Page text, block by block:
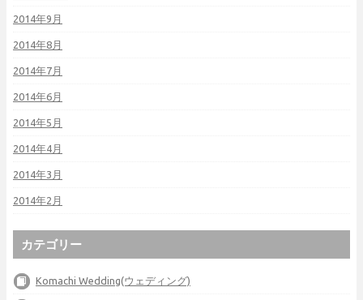
2014年9月
2014年8月
2014年7月
2014年6月
2014年5月
2014年4月
2014年3月
2014年2月
カテゴリー
Komachi Wedding(ウェディング)